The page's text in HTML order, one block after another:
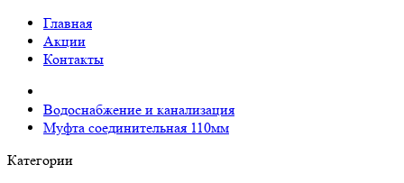
Главная
Акции
Контакты
Водоснабжение и канализация
Муфта соединительная 110мм
Категории